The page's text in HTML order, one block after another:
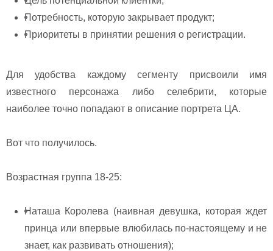
Потребность, которую закрывает продукт;
Приоритеты в принятии решения о регистрации.
Для удобства каждому сегменту присвоили имя
известного персонажа либо селебрити, которые
наиболее точно попадают в описание портрета ЦА.
Вот что получилось.
Возрастная группа 18-25:
Наташа Королева (наивная девушка, которая ждет
принца или впервые влюбилась по-настоящему и не
знает, как развивать отношения);